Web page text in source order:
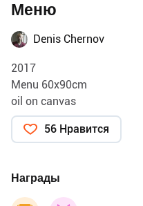
Меню
Denis Chernov
2017
Menu 60x90cm
oil on canvas
56 Нравится
Награды